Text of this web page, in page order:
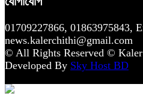
01709227866, 01863975843,
news.kalerchithi@gmail.com
© All Rights Reserved ©
Developed By Sky Host BD